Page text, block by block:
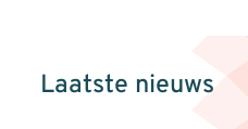
Laatste nieuws